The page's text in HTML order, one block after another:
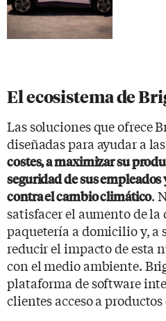
El ecosistema de
Las soluciones que ofrece
diseñadas para ayudar a
costes, a maximizar su
seguridad de sus empleados
contra el cambio climático.
satisfacer el aumento de la
paquetería a domicilio y, a
reducir el impacto de esta
con el medio ambiente.
plataforma de software
clientes acceso a